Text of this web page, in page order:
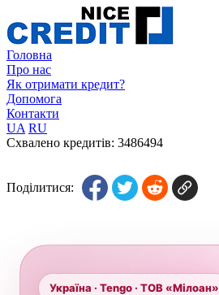
Головна
Про нас
Як отримати кредит?
Допомога
Контакти
UA RU
Схвалено кредитів: 3486494
Поділитися:
Україна · Tengo · ТОВ «Мілоан»